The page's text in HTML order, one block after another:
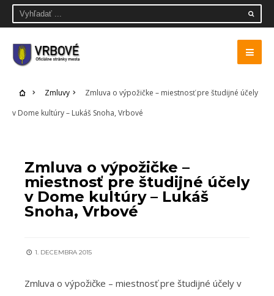
Zmluvy
Zmluva o výpožičke – miestnosť pre študijné účely
v Dome kultúry – Lukáš Snoha, Vrbové
Zmluva o výpožičke –
miestnosť pre študijné účely
v Dome kultúry – Lukáš
Snoha, Vrbové
1. DECEMBRA 2015
Zmluva o výpožičke – miestnosť pre študijné účely v